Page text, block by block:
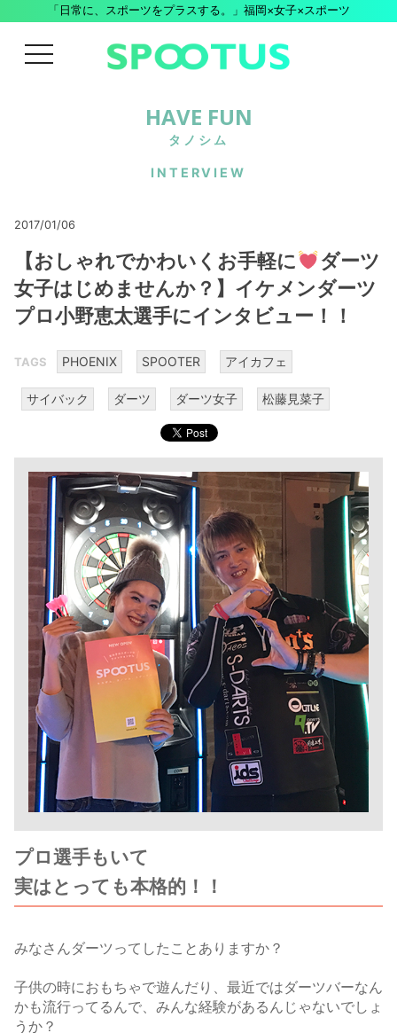
「日常に、スポーツをプラスする。」福岡×女子×スポーツ
menu
HAVE FUN
タノシム
INTERVIEW
2017/01/06
【おしゃれでかわいくお手軽に
ダーツ
女子はじめませんか？】イケメンダーツ
プロ小野恵太選手にインタビュー！！
TAGS PHOENIX SPOOTER アイカフェ
サイバック ダーツ ダーツ女子 松藤見菜子
プロ選手もいて
実はとっても本格的！！
みなさんダーツってしたことありますか？
子供の時におもちゃで遊んだり、最近ではダーツバーなん
かも流行ってるんで、みんな経験があるんじゃないでしょ
うか？